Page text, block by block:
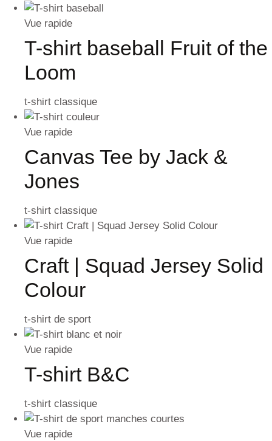
Vue rapide
T-shirt baseball Fruit of the
Loom
t-shirt classique
Vue rapide
Canvas Tee by Jack &
Jones
t-shirt classique
Vue rapide
Craft | Squad Jersey Solid
Colour
t-shirt de sport
Vue rapide
T-shirt B&C
t-shirt classique
Vue rapide